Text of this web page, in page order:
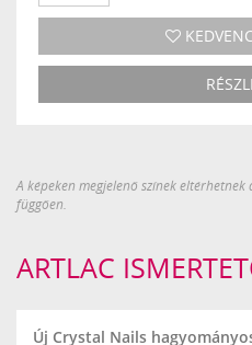
A képeken megjelenő színek
függően.
ARTLAC
Új Crystal Nails